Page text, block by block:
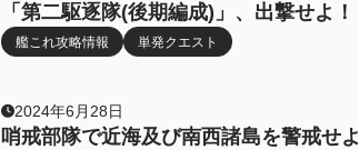
「第二駆逐隊(後期編成)」、出撃せよ
艦これ攻略情報 単発クエスト
2024年6月28日
哨戒部隊で近海及び南西諸島を警戒せ